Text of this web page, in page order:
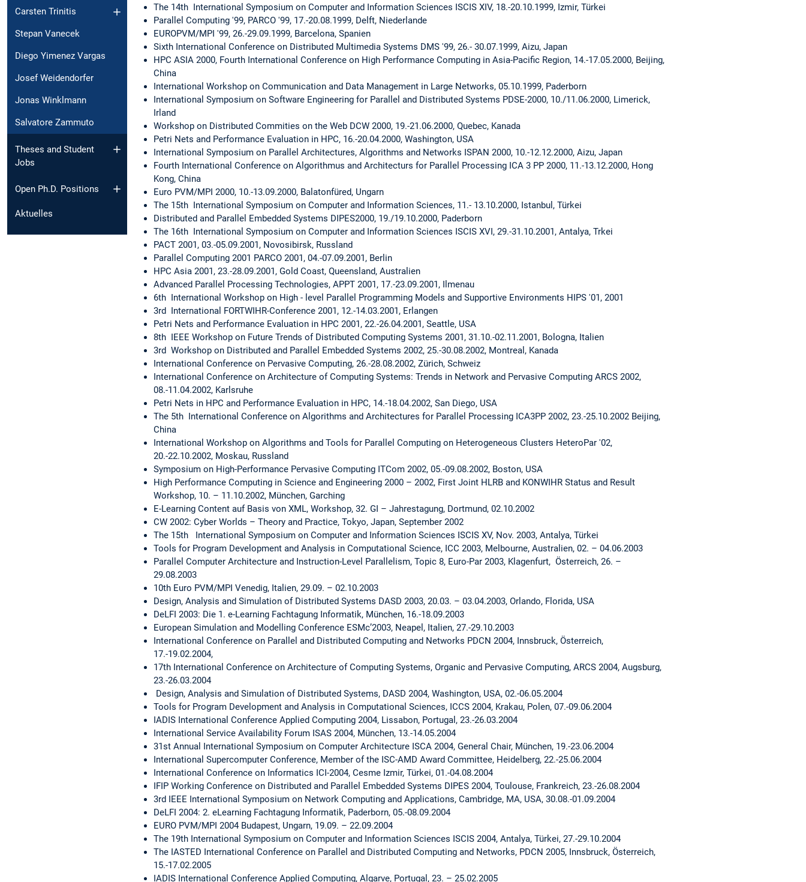
Carsten Trinitis
Stepan Vanecek
Diego Yimenez Vargas
Josef Weidendorfer
Jonas Winklmann
Salvatore Zammuto
Theses and Student
Jobs
Open Ph.D. Positions
Aktuelles
The 14th International Symposium on Computer and Information Sciences ISCIS XIV, 18.-20.10.1999, Izmir, Türkei
Parallel Computing '99, PARCO '99, 17.-20.08.1999, Delft, Niederlande
EUROPVM/MPI '99, 26.-29.09.1999, Barcelona, Spanien
Sixth International Conference on Distributed Multimedia Systems DMS '99, 26.- 30.07.1999, Aizu, Japan
HPC ASIA 2000, Fourth International Conference on High Performance Computing in Asia-Pacific Region, 14.-17.05.2000, Beijing,
China
International Workshop on Communication and Data Management in Large Networks, 05.10.1999, Paderborn
International Symposium on Software Engineering for Parallel and Distributed Systems PDSE-2000, 10./11.06.2000, Limerick,
Irland
Workshop on Distributed Commities on the Web DCW 2000, 19.-21.06.2000, Quebec, Kanada
Petri Nets and Performance Evaluation in HPC, 16.-20.04.2000, Washington, USA
International Symposium on Parallel Architectures, Algorithms and Networks ISPAN 2000, 10.-12.12.2000, Aizu, Japan
Fourth International Conference on Algorithmus and Architecturs for Parallel Processing ICA 3 PP 2000, 11.-13.12.2000, Hong
Kong, China
Euro PVM/MPI 2000, 10.-13.09.2000, Balatonfüred, Ungarn
The 15th International Symposium on Computer and Information Sciences, 11.- 13.10.2000, Istanbul, Türkei
Distributed and Parallel Embedded Systems DIPES2000, 19./19.10.2000, Paderborn
The 16th International Symposium on Computer and Information Sciences ISCIS XVI, 29.-31.10.2001, Antalya, Trkei
PACT 2001, 03.-05.09.2001, Novosibirsk, Russland
Parallel Computing 2001 PARCO 2001, 04.-07.09.2001, Berlin
HPC Asia 2001, 23.-28.09.2001, Gold Coast, Queensland, Australien
Advanced Parallel Processing Technologies, APPT 2001, 17.-23.09.2001, Ilmenau
6th International Workshop on High - level Parallel Programming Models and Supportive Environments HIPS '01, 2001
3rd International FORTWIHR-Conference 2001, 12.-14.03.2001, Erlangen
Petri Nets and Performance Evaluation in HPC 2001, 22.-26.04.2001, Seattle, USA
8th IEEE Workshop on Future Trends of Distributed Computing Systems 2001, 31.10.-02.11.2001, Bologna, Italien
3rd Workshop on Distributed and Parallel Embedded Systems 2002, 25.-30.08.2002, Montreal, Kanada
International Conference on Pervasive Computing, 26.-28.08.2002, Zürich, Schweiz
International Conference on Architecture of Computing Systems: Trends in Network and Pervasive Computing ARCS 2002,
08.-11.04.2002, Karlsruhe
Petri Nets in HPC and Performance Evaluation in HPC, 14.-18.04.2002, San Diego, USA
The 5th International Conference on Algorithms and Architectures for Parallel Processing ICA3PP 2002, 23.-25.10.2002 Beijing,
China
International Workshop on Algorithms and Tools for Parallel Computing on Heterogeneous Clusters HeteroPar '02,
20.-22.10.2002, Moskau, Russland
Symposium on High-Performance Pervasive Computing ITCom 2002, 05.-09.08.2002, Boston, USA
High Performance Computing in Science and Engineering 2000 – 2002, First Joint HLRB and KONWIHR Status and Result
Workshop, 10. – 11.10.2002, München, Garching
E-Learning Content auf Basis von XML, Workshop, 32. GI – Jahrestagung, Dortmund, 02.10.2002
CW 2002: Cyber Worlds – Theory and Practice, Tokyo, Japan, September 2002
The 15th International Symposium on Computer and Information Sciences ISCIS XV, Nov. 2003, Antalya, Türkei
Tools for Program Development and Analysis in Computational Science, ICC 2003, Melbourne, Australien, 02. – 04.06.2003
Parallel Computer Architecture and Instruction-Level Parallelism, Topic 8, Euro-Par 2003, Klagenfurt, Österreich, 26. –
29.08.2003
10th Euro PVM/MPI Venedig, Italien, 29.09. – 02.10.2003
Design, Analysis and Simulation of Distributed Systems DASD 2003, 20.03. – 03.04.2003, Orlando, Florida, USA
DeLFI 2003: Die 1. e-Learning Fachtagung Informatik, München, 16.-18.09.2003
European Simulation and Modelling Conference ESMc’2003, Neapel, Italien, 27.-29.10.2003
International Conference on Parallel and Distributed Computing and Networks PDCN 2004, Innsbruck, Österreich,
17.-19.02.2004,
17th International Conference on Architecture of Computing Systems, Organic and Pervasive Computing, ARCS 2004, Augsburg,
23.-26.03.2004
Design, Analysis and Simulation of Distributed Systems, DASD 2004, Washington, USA, 02.-06.05.2004
Tools for Program Development and Analysis in Computational Sciences, ICCS 2004, Krakau, Polen, 07.-09.06.2004
IADIS International Conference Applied Computing 2004, Lissabon, Portugal, 23.-26.03.2004
International Service Availability Forum ISAS 2004, München, 13.-14.05.2004
31st Annual International Symposium on Computer Architecture ISCA 2004, General Chair, München, 19.-23.06.2004
International Supercomputer Conference, Member of the ISC-AMD Award Committee, Heidelberg, 22.-25.06.2004
International Conference on Informatics ICI-2004, Cesme Izmir, Türkei, 01.-04.08.2004
IFIP Working Conference on Distributed and Parallel Embedded Systems DIPES 2004, Toulouse, Frankreich, 23.-26.08.2004
3rd IEEE International Symposium on Network Computing and Applications, Cambridge, MA, USA, 30.08.-01.09.2004
DeLFI 2004: 2. eLearning Fachtagung Informatik, Paderborn, 05.-08.09.2004
EURO PVM/MPI 2004 Budapest, Ungarn, 19.09. – 22.09.2004
The 19th International Symposium on Computer and Information Sciences ISCIS 2004, Antalya, Türkei, 27.-29.10.2004
The IASTED International Conference on Parallel and Distributed Computing and Networks, PDCN 2005, Innsbruck, Österreich,
15.-17.02.2005
IADIS International Conference Applied Computing, Algarve, Portugal, 23. – 25.02.2005